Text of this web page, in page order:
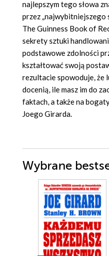
najlepszym tego słowa
przez „najwybitniejszego
The Guinness Book of
sekrety sztuki
podstawowe zdolności
kształtować swoją
rezultacie spowoduje, że
docenią, ile masz im do
faktach, a także na
Joego Girarda.
Wybrane